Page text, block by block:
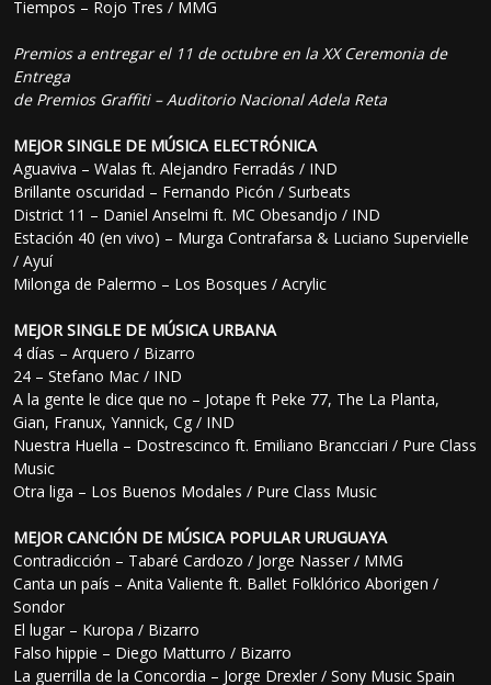
Tiempos – Rojo Tres / MMG
Premios a entregar el 11 de octubre en la XX Ceremonia de
Entrega
de Premios Graffiti – Auditorio Nacional Adela Reta
MEJOR SINGLE DE MÚSICA ELECTRÓNICA
Aguaviva – Walas ft. Alejandro Ferradás / IND
Brillante oscuridad – Fernando Picón / Surbeats
District 11 – Daniel Anselmi ft. MC Obesandjo / IND
Estación 40 (en vivo) – Murga Contrafarsa & Luciano Supervielle
/ Ayuí
Milonga de Palermo – Los Bosques / Acrylic
MEJOR SINGLE DE MÚSICA URBANA
4 días – Arquero / Bizarro
24 – Stefano Mac / IND
A la gente le dice que no – Jotape ft Peke 77, The La Planta,
Gian, Franux, Yannick, Cg / IND
Nuestra Huella – Dostrescinco ft. Emiliano Brancciari / Pure Class
Music
Otra liga – Los Buenos Modales / Pure Class Music
MEJOR CANCIÓN DE MÚSICA POPULAR URUGUAYA
Contradicción – Tabaré Cardozo / Jorge Nasser / MMG
Canta un país – Anita Valiente ft. Ballet Folklórico Aborigen /
Sondor
El lugar – Kuropa / Bizarro
Falso hippie – Diego Matturro / Bizarro
La guerrilla de la Concordia – Jorge Drexler / Sony Music Spain